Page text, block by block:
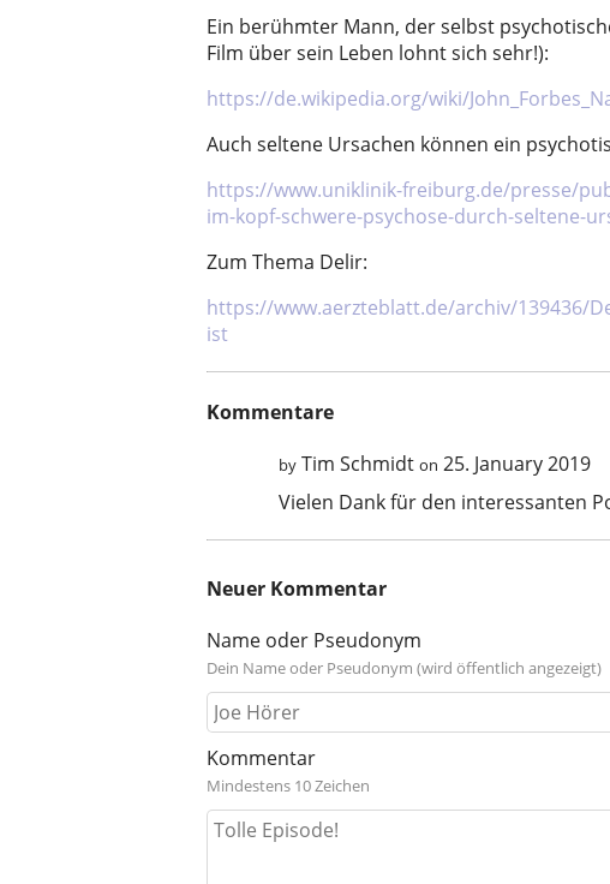
Ein berühmter Mann, der selbst
Film über sein Leben lohnt sich sehr!):
https://de.wikipedia.org/wiki/
Auch seltene Ursachen können ein
https://www.uniklinik-freiburg.de/presse/
im-kopf-schwere-psychose-durch-seltene-
Zum Thema Delir:
https://www.aerzteblatt.de/archiv/139436/
ist
Kommentare
by Tim Schmidt on 25. January 2019
Vielen Dank für den interessanten
Neuer Kommentar
Name oder Pseudonym
Dein Name oder Pseudonym (wird öffentlich angezeigt)
Kommentar
Mindestens 10 Zeichen